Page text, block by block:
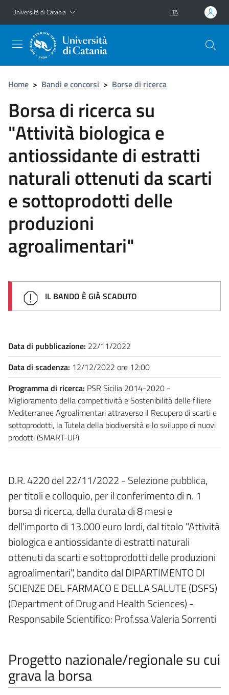
Vai al contenuto principale
Vai al menu di navigazione
Università di Catania ITA
Home > Bandi e concorsi > Borse di ricerca
Borsa di ricerca su
"Attività biologica e
antiossidante di estratti
naturali ottenuti da scarti
e sottoprodotti delle
produzioni
agroalimentari"
IL BANDO È GIÀ SCADUTO
Data di pubblicazione: 22/11/2022
Data di scadenza: 12/12/2022 ore 12:00
Programma di ricerca: PSR Sicilia 2014-2020 -
Miglioramento della competitività e Sostenibilità delle filiere
Mediterranee Agroalimentari attraverso il Recupero di scarti e
sottoprodotti, la Tutela della biodiversità e lo sviluppo di nuovi
prodotti (SMART-UP)
D.R. 4220 del 22/11/2022 - Selezione pubblica,
per titoli e colloquio, per il conferimento di n. 1
borsa di ricerca, della durata di 8 mesi e
dell'importo di 13.000 euro lordi, dal titolo "Attività
biologica e antiossidante di estratti naturali
ottenuti da scarti e sottoprodotti delle produzioni
agroalimentari", bandito dal DIPARTIMENTO DI
SCIENZE DEL FARMACO E DELLA SALUTE (DSFS)
(Department of Drug and Health Sciences) -
Responsabile Scientifico: Prof.ssa Valeria Sorrenti
Progetto nazionale/regionale su cui
grava la borsa